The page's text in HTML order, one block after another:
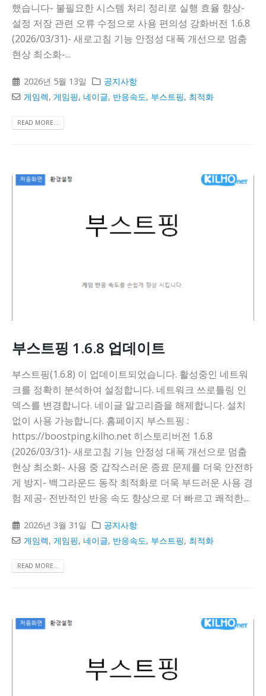
했습니다- 불필요한 시스템 처리 정리로 실행 효율 향상-
설정 저장 관련 오류 수정으로 사용 편의성 강화버전 1.6.8
(2026/03/31)- 새로고침 기능 안정성 대폭 개선으로 멈춤
현상 최소화-...
2026년 5월 13일
공지사항
게임렉,게임핑, 네이글, 반응속도, 부스트핑, 최적화
READ MORE...
부스트핑 1.6.8 업데이트
부스트핑(1.6.8) 이 업데이트되었습니다. 활성중인 네트워
크를 정확히 분석하여 설정합니다. 네트워크 쓰로틀링 인
덱스를 변경합니다. 네이글 알고리즘을 해제합니다. 설치
없이 사용 가능합니다. 홈페이지 부스트핑 :
https://boostping.kilho.net 히스토리버전 1.6.8
(2026/03/31)- 새로고침 기능 안정성 대폭 개선으로 멈춤
현상 최소화- 사용 중 갑작스러운 종료 문제를 더욱 안전하
게 방지- 백그라운드 동작 최적화로 더욱 부드러운 사용 경
험 제공- 전반적인 반응 속도 향상으로 더 빠르고 쾌적한...
2026년 3월 31일
공지사항
게임렉, 게임핑, 네이글, 반응속도, 부스트핑, 최적화
READ MORE...